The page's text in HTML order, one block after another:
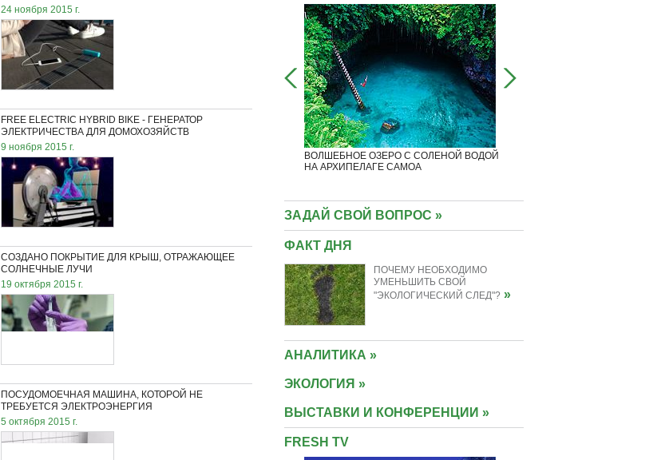
24 ноября 2015 г.
FREE ELECTRIC HYBRID BIKE - ГЕНЕРАТОР
ЭЛЕКТРИЧЕСТВА ДЛЯ ДОМОХОЗЯЙСТВ
9 ноября 2015 г.
СОЗДАНО ПОКРЫТИЕ ДЛЯ КРЫШ, ОТРАЖАЮЩЕЕ
СОЛНЕЧНЫЕ ЛУЧИ
19 октября 2015 г.
ПОСУДОМОЕЧНАЯ МАШИНА, КОТОРОЙ НЕ
ТРЕБУЕТСЯ ЭЛЕКТРОЭНЕРГИЯ
5 октября 2015 г.
МИНИ-САДИКИ, КОТОРЫЕ ЛЕГКО МОЖНО
ВОЛШЕБНОЕ ОЗЕРО С СОЛЕНОЙ ВОДОЙ
НА АРХИПЕЛАГЕ САМОА
ЗАДАЙ СВОЙ ВОПРОС »
ФАКТ ДНЯ
ПОЧЕМУ НЕОБХОДИМО
УМЕНЬШИТЬ СВОЙ
"ЭКОЛОГИЧЕСКИЙ СЛЕД"? »
АНАЛИТИКА »
ЭКОЛОГИЯ »
ВЫСТАВКИ И КОНФЕРЕНЦИИ »
FRESH TV